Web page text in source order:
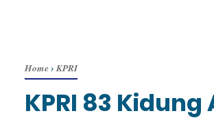
Home› KPRI
KPRI 83 Kidung